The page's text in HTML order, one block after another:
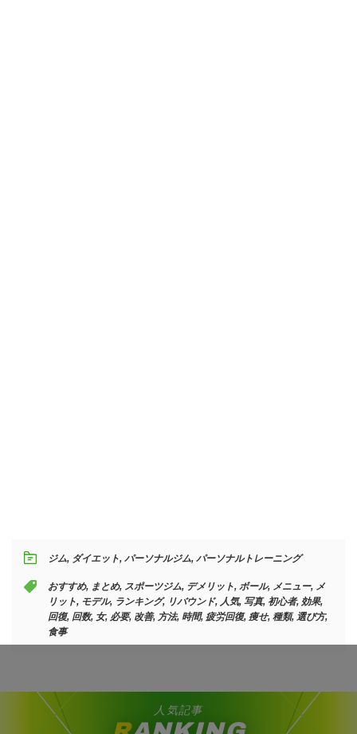
ジム, ダイエット, パーソナルジム, パーソナルトレーニング
おすすめ, まとめ, スポーツジム, デメリット, ボール, メニュー, メ
リット, モデル, ランキング, リバウンド, 人気, 写真, 初心者, 効果,
回復, 回数, 女, 必要, 改善, 方法, 時間, 疲労回復, 痩せ, 種類, 選び方,
食事
人気記事